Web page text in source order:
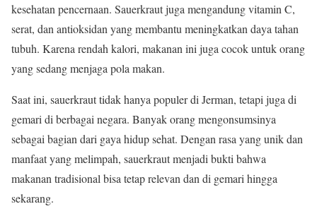
kesehatan pencernaan. Sauerkraut juga mengandung vitamin C,
serat, dan antioksidan yang membantu meningkatkan daya tahan
tubuh. Karena rendah kalori, makanan ini juga cocok untuk orang
yang sedang menjaga pola makan.
Saat ini, sauerkraut tidak hanya populer di Jerman, tetapi juga di
gemari di berbagai negara. Banyak orang mengonsumsinya
sebagai bagian dari gaya hidup sehat. Dengan rasa yang unik dan
manfaat yang melimpah, sauerkraut menjadi bukti bahwa
makanan tradisional bisa tetap relevan dan di gemari hingga
sekarang.